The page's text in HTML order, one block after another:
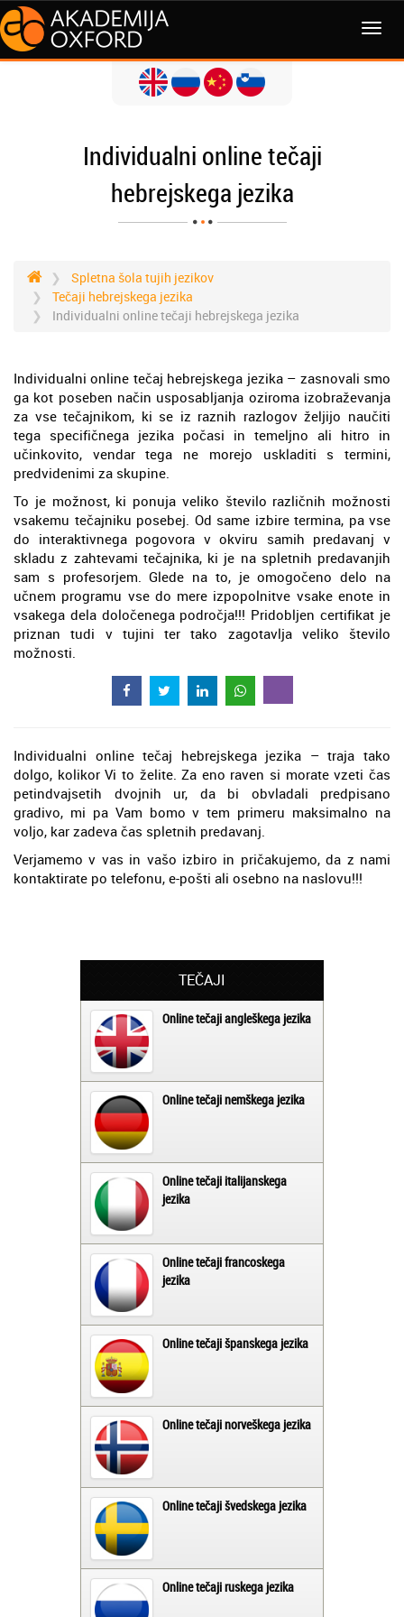
MENI
Individualni online tečaji
hebrejskega jezika
Spletna šola tujih jezikov
Tečaji hebrejskega jezika
Individualni online tečaji hebrejskega jezika
Individualni online tečaj hebrejskega jezika – zasnovali smo
ga kot poseben način usposabljanja oziroma izobraževanja
za vse tečajnikom, ki se iz raznih razlogov željijo naučiti
tega specifičnega jezika počasi in temeljno ali hitro in
učinkovito, vendar tega ne morejo uskladiti s termini,
predvidenimi za skupine.
To je možnost, ki ponuja veliko število različnih možnosti
vsakemu tečajniku posebej. Od same izbire termina, pa vse
do interaktivnega pogovora v okviru samih predavanj v
skladu z zahtevami tečajnika, ki je na spletnih predavanjih
sam s profesorjem. Glede na to, je omogočeno delo na
učnem programu vse do mere izpopolnitve vsake enote in
vsakega dela določenega področja!!! Pridobljen certifikat je
priznan tudi v tujini ter tako zagotavlja veliko število
možnosti.
Individualni online tečaj hebrejskega jezika – traja tako
dolgo, kolikor Vi to želite. Za eno raven si morate vzeti čas
petindvajsetih dvojnih ur, da bi obvladali predpisano
gradivo, mi pa Vam bomo v tem primeru maksimalno na
voljo, kar zadeva čas spletnih predavanj.
Verjamemo v vas in vašo izbiro in pričakujemo, da z nami
kontaktirate po telefonu, e-pošti ali osebno na naslovu!!!
TEČAJI
Online tečaji angleškega jezika
Online tečaji nemškega jezika
Online tečaji italijanskega
jezika
Online tečaji francoskega
jezika
Online tečaji španskega jezika
Online tečaji norveškega jezika
Online tečaji švedskega jezika
Online tečaji ruskega jezika